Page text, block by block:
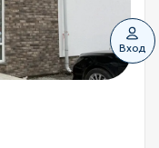
Вход